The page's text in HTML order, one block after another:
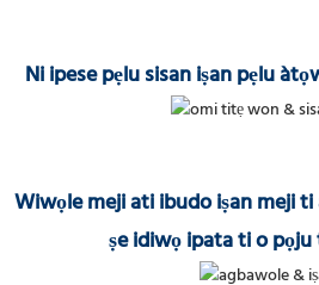
Ni ipese pẹlu sisan iṣan pẹlu
Wiwọle meji ati ibudo iṣan meji
ṣe idiwọ ipata ti o